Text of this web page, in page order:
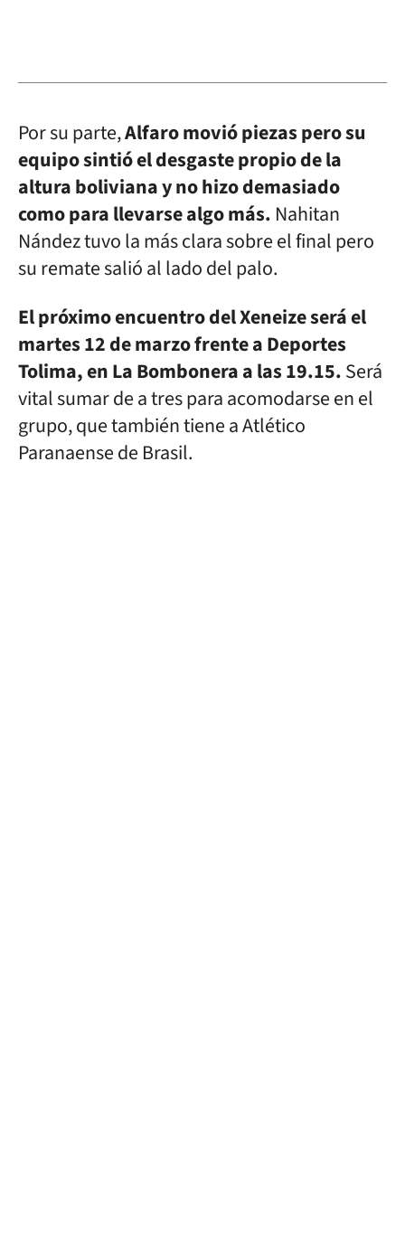
Por su parte,Alfaro movió piezas pero su
equipo sintió el desgaste propio de la
altura boliviana y no hizo demasiado
como para llevarse algo más. Nahitan
Nández tuvo la más clara sobre el final pero
su remate salió al lado del palo.
El próximo encuentro del Xeneize será el
martes 12 de marzo frente a Deportes
Tolima, en La Bombonera a las 19.15.Será
vital sumar de a tres para acomodarse en el
grupo, que también tiene a Atlético
Paranaense de Brasil.